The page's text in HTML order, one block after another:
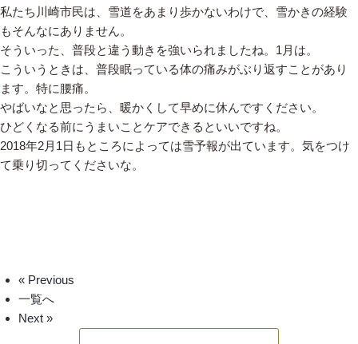
私たち川崎市民は、雪道をあまり歩かないわけで、雪かきの経験
もそんなにありません。
そういった、普段と違う動きを強いられましたね。1月は。
こういうときは、普段眠っている体の痛みがぶり返すことがあり
ます。特に腰痛。
やばいなと思ったら、暖かくして早めに休んですください。
ひどくなる前にうまいことケアできるといいですね。
2018年2月1日もところによっては雪予報が出ています。気をつけ
て乗り切ってくださいな。
« Previous
一覧へ
Next »